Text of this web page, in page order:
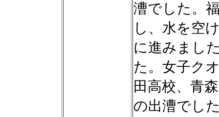
漕でした。
し、水を空
に進みまし
た。女子ク
田高校、青
の出漕でし